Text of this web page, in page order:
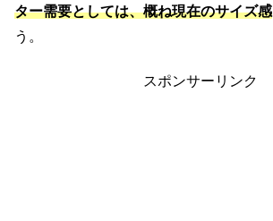
ター需要としては、概ね現在のサイズ感
う。
スポンサーリンク